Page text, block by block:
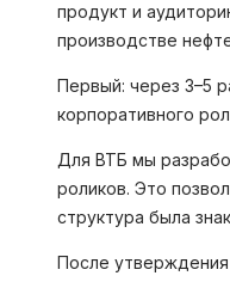
продукт и
производстве
Первый: через 3–5
корпоративного
Для ВТБ мы
роликов. Это
структура была
После утверждения